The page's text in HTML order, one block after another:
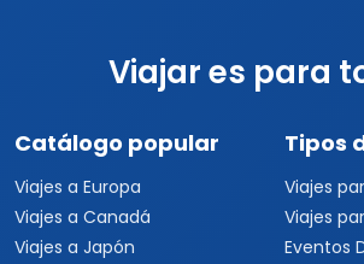
Viajar es para
Catálogo popular
Viajes a Europa
Viajes a Canadá
Viajes a Japón
Tipos
Viajes
Viajes
Eventos